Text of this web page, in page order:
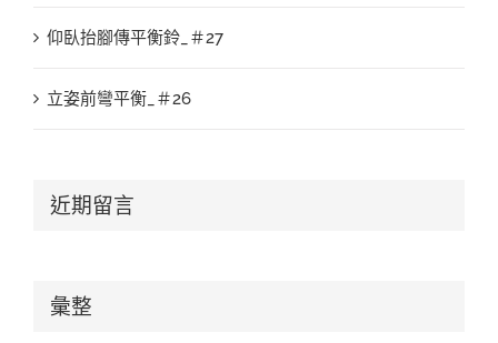
仰臥抬腳傳平衡鈴_＃27
立姿前彎平衡_＃26
近期留言
彙整